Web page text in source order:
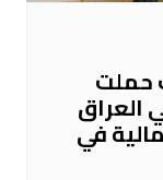
2026 كيف حملت
العراق
في